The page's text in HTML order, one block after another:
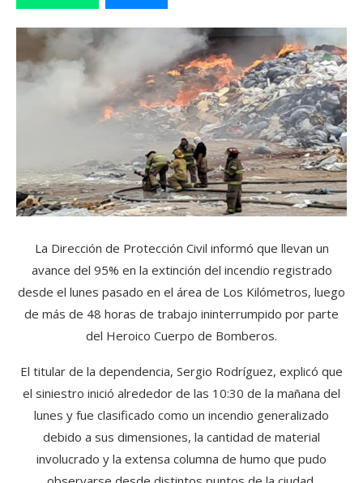
La Dirección de Protección Civil informó que llevan un
avance del 95% en la extinción del incendio registrado
desde el lunes pasado en el área de Los Kilómetros, luego
de más de 48 horas de trabajo ininterrumpido por parte
del Heroico Cuerpo de Bomberos.
El titular de la dependencia, Sergio Rodríguez, explicó que
el siniestro inició alrededor de las 10:30 de la mañana del
lunes y fue clasificado como un incendio generalizado
debido a sus dimensiones, la cantidad de material
involucrado y la extensa columna de humo que pudo